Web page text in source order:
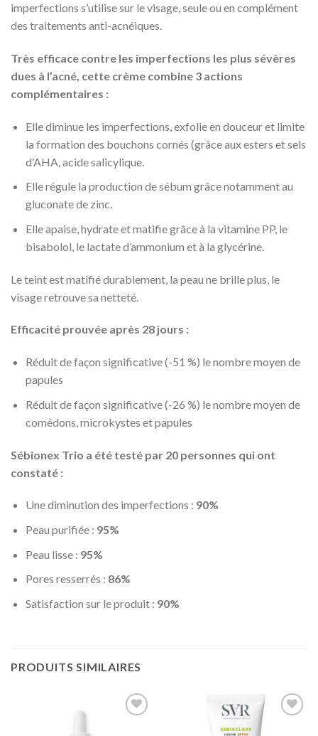
imperfections s’utilise sur le visage, seule ou en complément
des traitements anti-acnéiques.
Très efficace contre les imperfections les plus sévères
dues à l’acné, cette crème combine 3 actions
complémentaires :
Elle diminue les imperfections, exfolie en douceur et limite
la formation des bouchons cornés (grâce aux esters et sels
d’AHA, acide salicylique.
Elle régule la production de sébum grâce notamment au
gluconate de zinc.
Elle apaise, hydrate et matifie grâce à la vitamine PP, le
bisabolol, le lactate d’ammonium et à la glycérine.
Le teint est matifié durablement, la peau ne brille plus, le
visage retrouve sa netteté.
Efficacité prouvée après 28 jours :
Réduit de façon significative (-51 %) le nombre moyen de
papules
Réduit de façon significative (-26 %) le nombre moyen de
comédons, microkystes et papules
Sébionex Trio a été testé par 20 personnes qui ont
constaté :
Une diminution des imperfections : 90%
Peau purifiée : 95%
Peau lisse : 95%
Pores resserrés : 86%
Satisfaction sur le produit : 90%
PRODUITS SIMILAIRES